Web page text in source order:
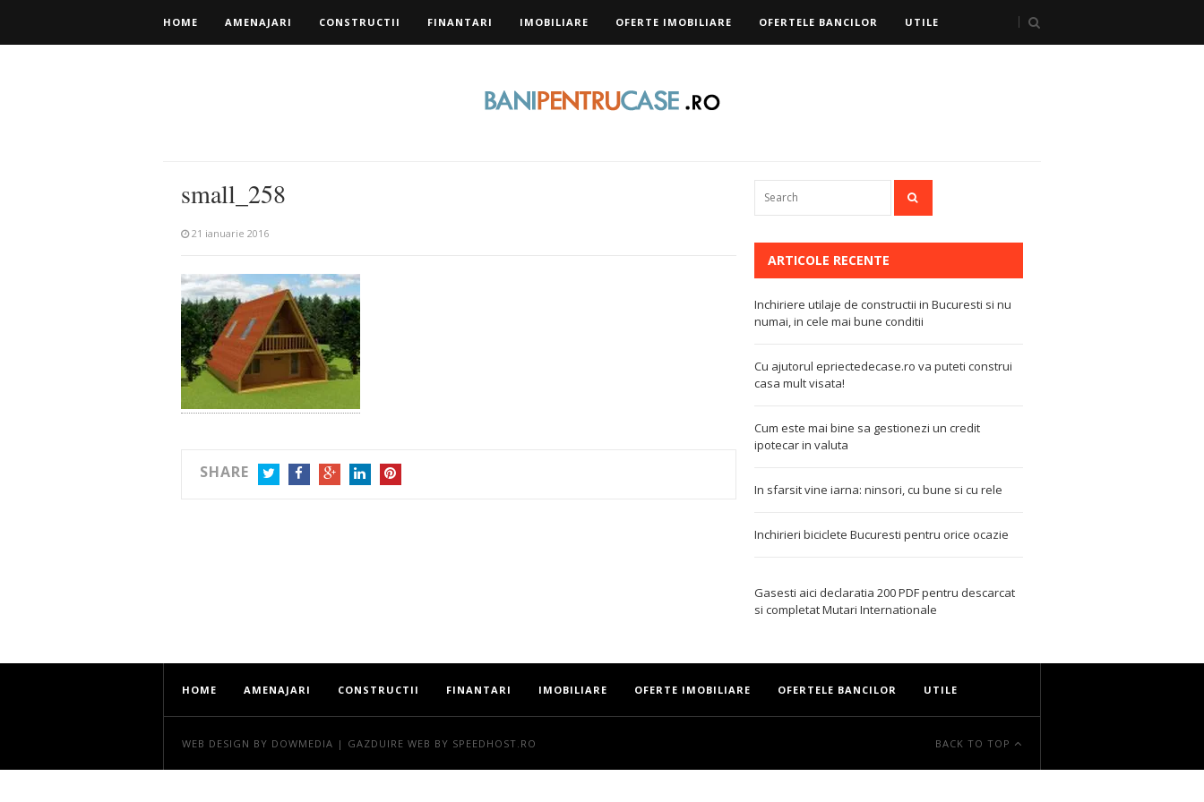
HOME AMENAJARI CONSTRUCTII FINANTARI IMOBILIARE OFERTE IMOBILIARE OFERTELE BANCILOR UTILE
small_258
21 ianuarie 2016
SHARE
ARTICOLE RECENTE
Inchiriere utilaje de constructii in Bucuresti si nu
numai, in cele mai bune conditii
Cu ajutorul epriectedecase.ro va puteti construi
casa mult visata!
Cum este mai bine sa gestionezi un credit
ipotecar in valuta
In sfarsit vine iarna: ninsori, cu bune si cu rele
Inchirieri biciclete Bucuresti pentru orice ocazie
Gasesti aici declaratia 200 PDFpentru descarcat
si completatMutari Internationale
HOME AMENAJARI CONSTRUCTII FINANTARI IMOBILIARE OFERTE IMOBILIARE OFERTELE BANCILOR UTILE
WEB DESIGN BY DOWMEDIA | GAZDUIRE WEB BY SPEEDHOST.RO BACK TO TOP